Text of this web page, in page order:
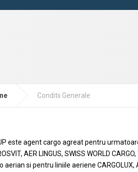
Conditii Generale
este agent cargo agreat pentru
AER LINGUS, SWISS WORLD
si pentru liniile aeriene CARGOLUX,